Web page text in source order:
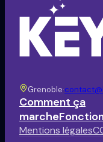
Grenoble·
Comment ça
marche
Mentions légales